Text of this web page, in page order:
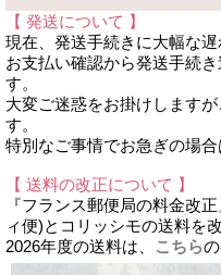
【 発送について 】
現在、発送手続きに大幅な遅
お支払い確認から発送手続
す。
大変ご迷惑をお掛けします
す。
特別なご事情でお急ぎの場合
【 送料の改正について 】
『フランス郵便局の料金改
ィ便)とコリッシモの送料を
2026年度の送料は、
こちら